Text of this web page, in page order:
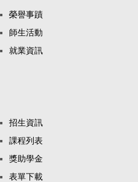
榮譽事蹟
師生活動
就業資訊
招生資訊
課程列表
獎助學金
表單下載